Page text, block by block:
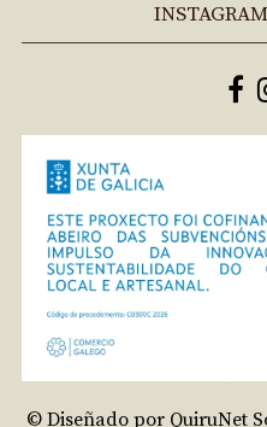
© Diseñado por QuiruNet